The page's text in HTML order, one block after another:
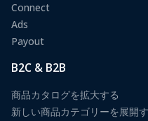
Connect
Ads
Payout
B2C & B2B
商品カタログを拡大する
新しい商品カテゴリーを展開